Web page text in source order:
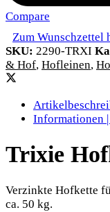
Compare
Zum Wunschzettel
SKU: 2290-TRXI
& Hof, Hofleinen,
Informationen
Trixie
Verzinkte Hofkette
ca. 50 kg.